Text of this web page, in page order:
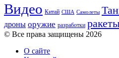
Видео Китай США Самолеты
дроны оружие разработки
© Все права защищены 2026
О сайте